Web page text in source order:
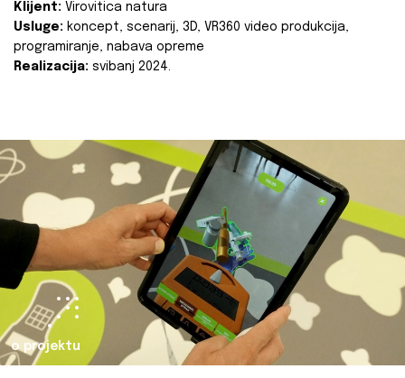
Klijent: Virovitica natura
Usluge: koncept, scenarij, 3D, VR360 video produkcija,
programiranje, nabava opreme
Realizacija: svibanj 2024.
o projektu